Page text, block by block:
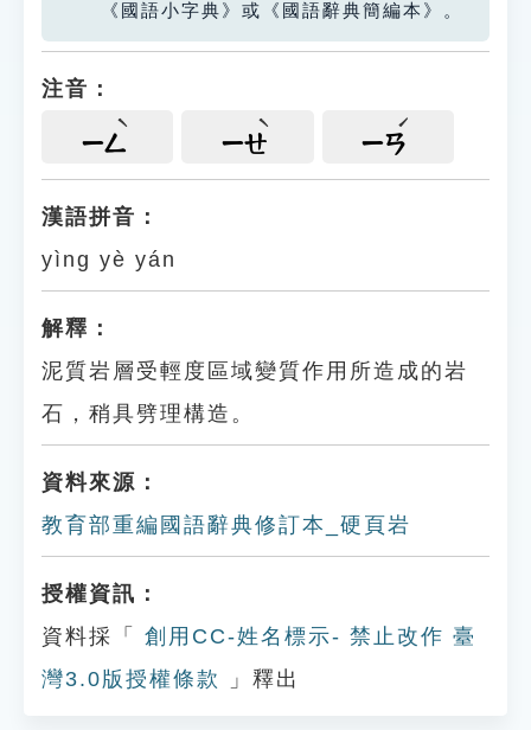
教學應用
貓頭鷹博士
《國語小字典》或《國語辭典簡編本》。
注音：
ㄧㄥ ㄧㄝ ㄧㄢ
漢語拼音：
yìng yè yán
解釋：
泥質岩層受輕度區域變質作用所造成的岩
石，稍具劈理構造。
資料來源：
教育部重編國語辭典修訂本_硬頁岩
授權資訊：
資料採「
創用CC-姓名標示- 禁止改作 臺
灣3.0版授權條款
」釋出